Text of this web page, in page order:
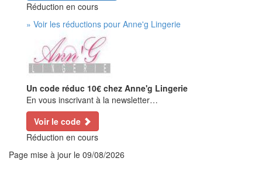
Réduction en cours
» Voir les réductions pour Anne'g Lingerie
Un code réduc 10€ chez Anne'g Lingerie
En vous inscrivant à la newsletter…
Voir le code
Réduction en cours
Page mise à jour le 09/08/2026